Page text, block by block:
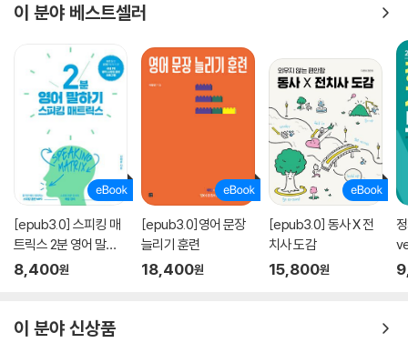
이 분야 베스트셀러
[epub3.0] 스피킹 매
트릭스 2분 영어 말하
기(2020 개정판)
8,400원
[epub3.0]영어 문장
늘리기 훈련
18,400원
[epub3.0] 동사 X 전
치사 도감
15,800원
이 분야 신상품